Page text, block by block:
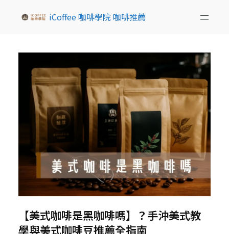
iCoffee 咖啡學院 咖啡推薦
【美式咖啡是黑咖啡嗎】？手沖美式教
學與美式咖啡豆推薦全指南